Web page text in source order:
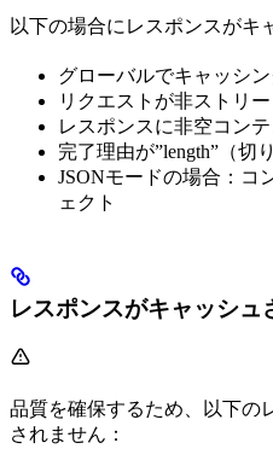
以下の場合にレスポンスがキ
グローバルでキャッシ
リクエストが非ストリ
レスポンスに非空コン
完了理由が”length”（切
JSONモードの場合：コ
ェクト
レスポンスがキャッシュ
品質を確保するため、以下の
されません：